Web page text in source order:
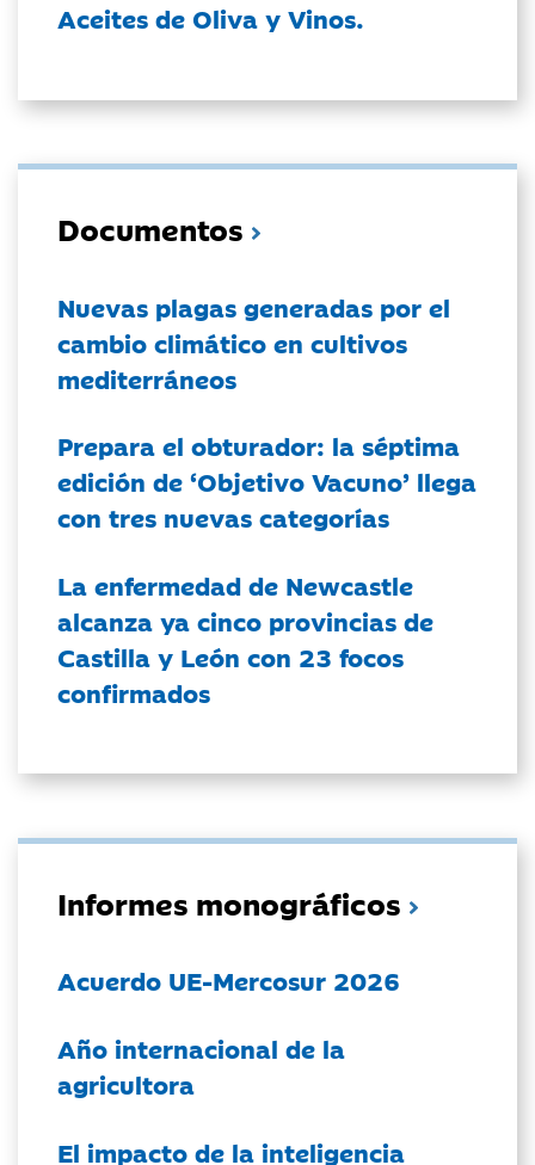
Aceites de Oliva y Vinos.
Documentos
Nuevas plagas generadas por el
cambio climático en cultivos
mediterráneos
Prepara el obturador: la séptima
edición de ‘Objetivo Vacuno’ llega
con tres nuevas categorías
La enfermedad de Newcastle
alcanza ya cinco provincias de
Castilla y León con 23 focos
confirmados
Informes monográficos
Acuerdo UE-Mercosur 2026
Año internacional de la
agricultora
El impacto de la inteligencia